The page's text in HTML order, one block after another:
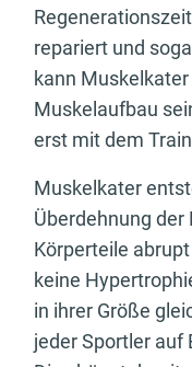
repariert und
kann
Muskelaufbau
erst mit dem
Muskelkater
Überdehnung
Körperteile
keine
in ihrer Größe
jeder Sportler auf